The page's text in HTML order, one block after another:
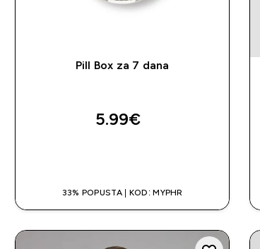
Pill Box za 7 dana
5.99€‎
33% POPUSTA | KOD: MYPHR